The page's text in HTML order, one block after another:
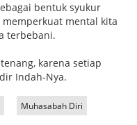
bentuk syukur
mental kita
terbebani.
karena setiap
Indah-Nya.
Muhasabah Diri